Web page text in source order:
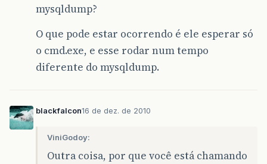
mysqldump?
O que pode estar ocorrendo é ele esperar só
o cmd.exe, e esse rodar num tempo
diferente do mysqldump.
blackfalcon16 de dez. de 2010
ViniGodoy:
Outra coisa, por que você está chamando